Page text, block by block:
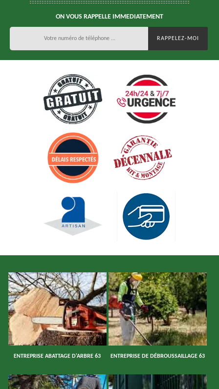
ON VOUS RAPPELLE IMMEDIATEMENT
ENTREPRISE ABATTAGE D'ARBRE 63 ENTREPRISE DE DÉBROUSSAILLAGE 63